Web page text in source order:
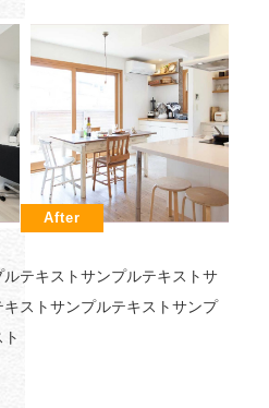
テキストサンプルテキストサ
ストサンプルテキストサンプ